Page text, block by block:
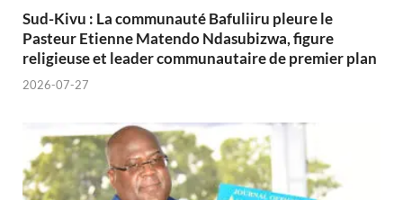
Sud-Kivu : La communauté Bafuliiru pleure le
Pasteur Etienne Matendo Ndasubizwa, figure
religieuse et leader communautaire de premier plan
2026-07-27